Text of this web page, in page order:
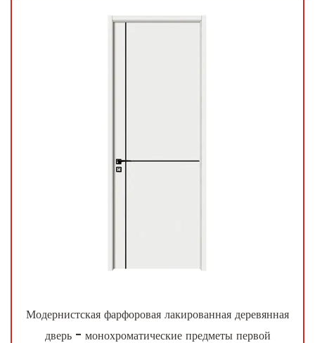
Модернистская фарфоровая лакированная деревянная
дверь - монохроматические предметы первой